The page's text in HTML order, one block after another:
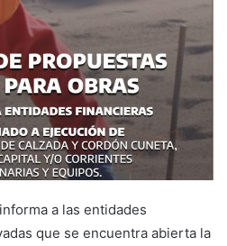
a las entidades
que se encuentra abierta la